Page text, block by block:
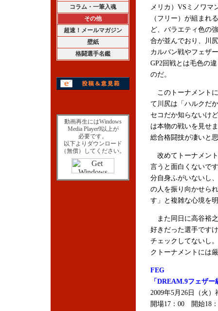
コラム・一筆入魂
その他
超速！メールマガジン
壁紙
格闘選手名鑑
動画再生にはWindows
Media Player9以上が
必要です。
以下よりダウンロード
（無償）してください。
メリカ）VSミノワマ
（フリー）が組まれ
ど、バラエティ色の
合が並んでおり、川
カルバン戦やフェザ
GP2回戦とは毛色の
のだ。
このトーナメント
て川尻は「ハルクだ
セコだか知らないけ
は本物の戦いを見せ
総合格闘技が凄いと
改めてトーナメン
言うと面白くないで
分自身ふがいないし
の人を振り向かせら
す」と複雑な心境を
また同日に高谷裕
好きだった選手です
チェックしてないし
クトーナメントには
FEG
「DREAM.9フェザ
2009年5月26日（火
開場17：00 開始18